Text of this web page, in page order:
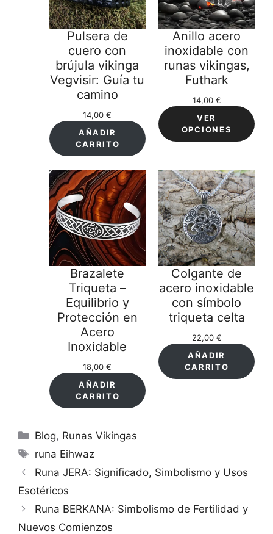
Pulsera de
cuero con
brújula vikinga
Vegvisir: Guía tu
camino
14,00€
AÑADIR
CARRITO
Anillo acero
inoxidable con
runas vikingas,
Futhark
14,00 €
VER
OPCIONES
Brazalete
Triqueta –
Equilibrio y
Protección en
Acero
Inoxidable
18,00€
AÑADIR
CARRITO
Colgante de
acero inoxidable
con símbolo
triqueta celta
22,00 €
AÑADIR
CARRITO
Categorías
Blog, Runas Vikingas
Etiquetas
runa Eihwaz
Runa JERA: Significado, Simbolismo y Usos
Esotéricos
Runa BERKANA: Simbolismo de Fertilidad y
Nuevos Comienzos